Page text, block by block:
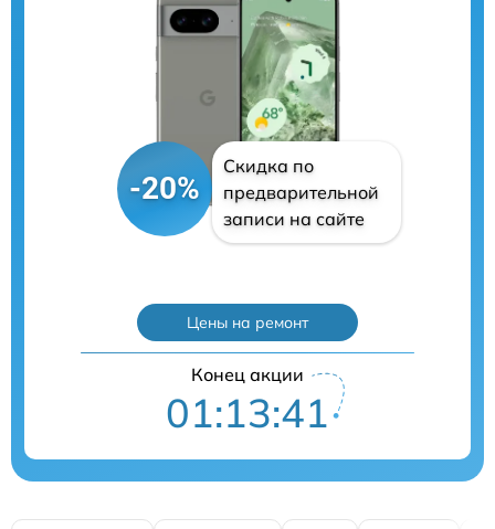
-20%
Скидка по
предварительной
записи на сайте
Цены на ремонт
Конец акции
01:13:40